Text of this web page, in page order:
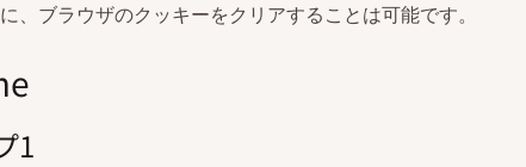
、ブラウザのクッキーをクリアすることは可能です。
1